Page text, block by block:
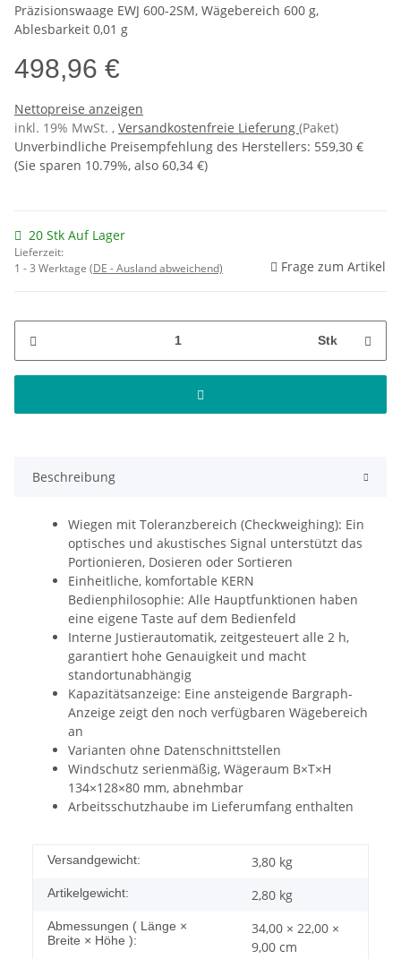
Präzisionswaage EWJ 600-2SM, Wägebereich 600 g,
Ablesbarkeit 0,01 g
498,96 €
Nettopreise anzeigen
inkl. 19% MwSt. , Versandkostenfreie Lieferung (Paket)
Unverbindliche Preisempfehlung des Herstellers: 559,30 €
(Sie sparen 10.79%, also 60,34 €)
20 Stk Auf Lager
Lieferzeit:
1 - 3 Werktage (DE - Ausland abweichend) Frage zum Artikel
Stk
Beschreibung
Wiegen mit Toleranzbereich (Checkweighing): Ein
optisches und akustisches Signal unterstützt das
Portionieren, Dosieren oder Sortieren
Einheitliche, komfortable KERN
Bedienphilosophie: Alle Hauptfunktionen haben
eine eigene Taste auf dem Bedienfeld
Interne Justierautomatik, zeitgesteuert alle 2 h,
garantiert hohe Genauigkeit und macht
standortunabhängig
Kapazitätsanzeige: Eine ansteigende Bargraph-
Anzeige zeigt den noch verfügbaren Wägebereich
an
Varianten ohne Datenschnittstellen
Windschutz serienmäßig, Wägeraum B×T×H
134×128×80 mm, abnehmbar
Arbeitsschutzhaube im Lieferumfang enthalten
Versandgewicht: 3,80 kg
Artikelgewicht: 2,80 kg
Abmessungen ( Länge ×
Breite × Höhe ):
34,00 × 22,00 ×
9,00 cm